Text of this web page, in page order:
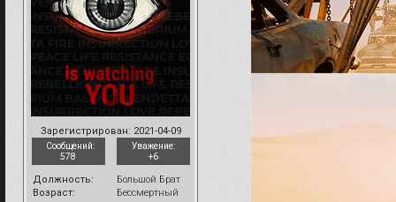
Зарегистрирован: 2021-04-09
Сообщений:
578
Уважение:
+6
Должность:
Большой Брат
Возраст:
Бессмертный